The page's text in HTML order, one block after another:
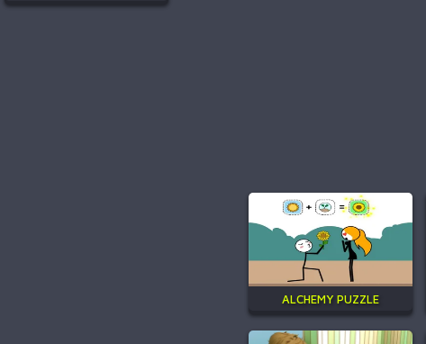
ALCHEMY PUZZLE